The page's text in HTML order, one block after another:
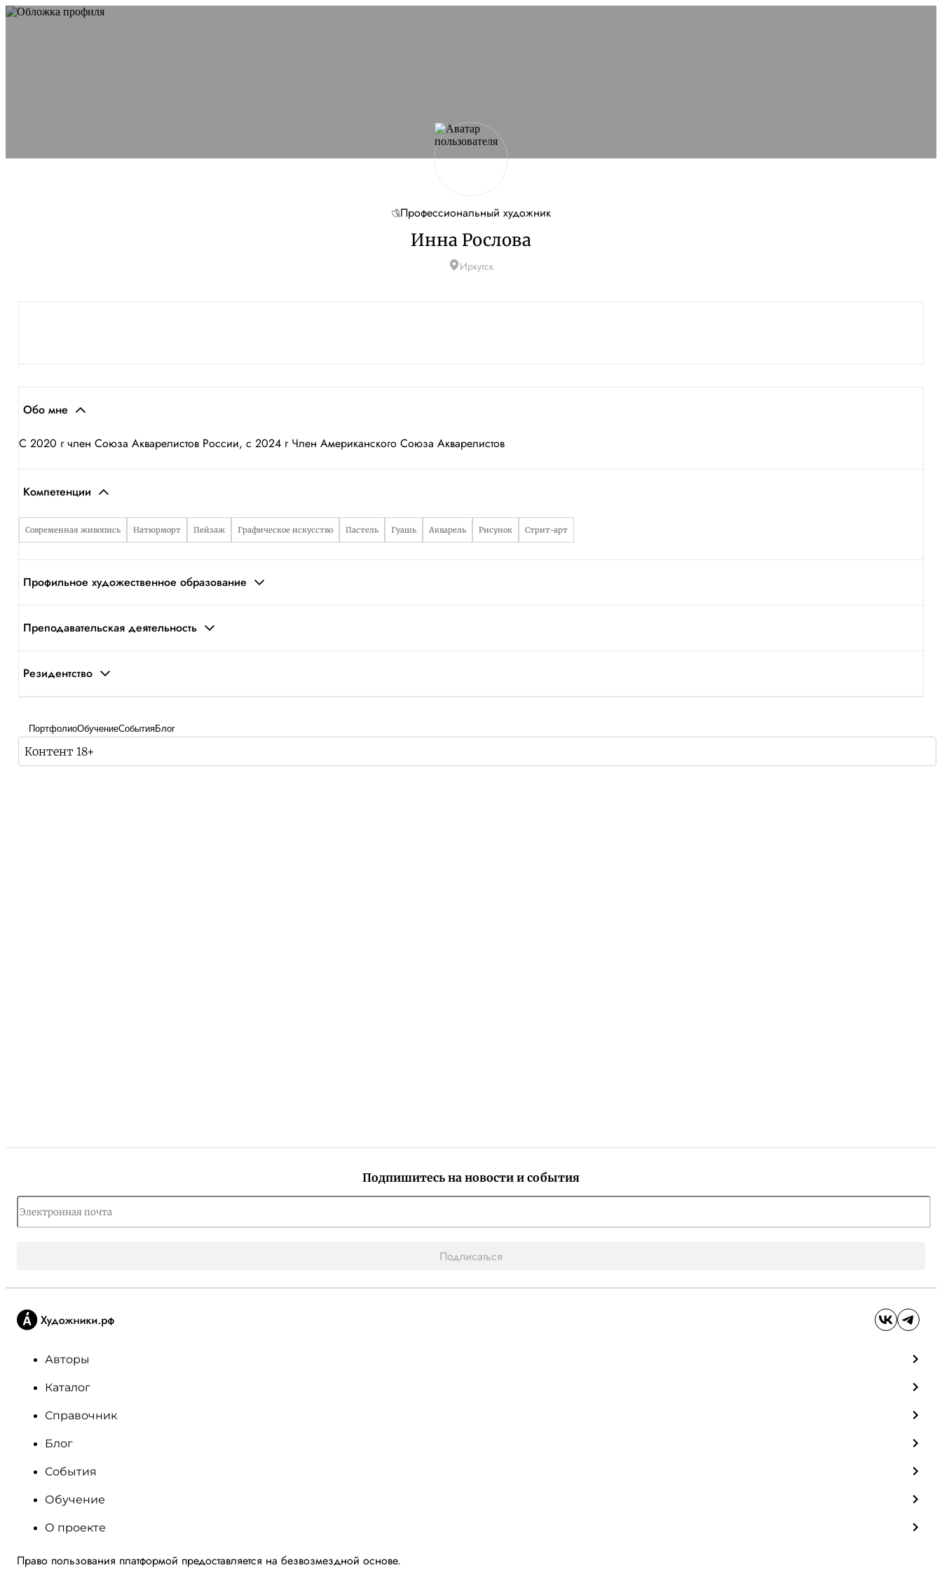
Профессиональный художник
Инна Рослова
Иркутск
Обо мне
С 2020 г член Союза Акварелистов России, с 2024 г Член Американского Союза Акварелистов
Компетенции
Современная живопись Натюрморт Пейзаж Графическое искусство Пастель Гуашь Акварель Рисунок Стрит-арт
Профильное художественное образование
Преподавательская деятельность
Резидентство
ПортфолиоОбучениеСобытияБлог
Контент 18+
Подпишитесь на новости и события
Подписаться
Авторы
Каталог
Справочник
Блог
События
Обучение
О проекте
Право пользования платформой предоставляется на безвозмездной основе.